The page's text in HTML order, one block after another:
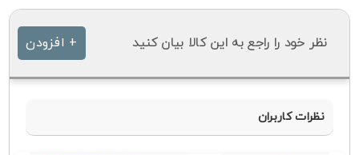
نظر خود را راجع به این کالا بیان کنید + افزودن
نظرات کاربران